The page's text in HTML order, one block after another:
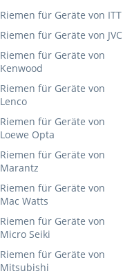
Riemen für Geräte von ITT
Riemen für Geräte von JVC
Riemen für Geräte von
Kenwood
Riemen für Geräte von
Lenco
Riemen für Geräte von
Loewe Opta
Riemen für Geräte von
Marantz
Riemen für Geräte von
Mac Watts
Riemen für Geräte von
Micro Seiki
Riemen für Geräte von
Mitsubishi